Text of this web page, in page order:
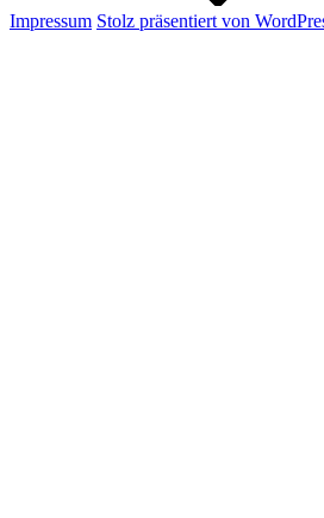
Impressum Stolz präsentiert von